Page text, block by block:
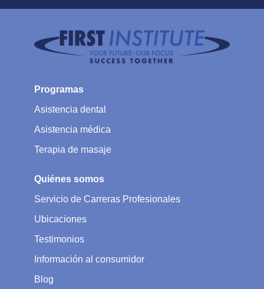
Programas
Asistencia dental
Asistencia médica
Terapia de masaje
Quiénes somos
Servicio de Carreras Profesionales
Ubicaciones
Testimonios
Información al consumidor
Blog